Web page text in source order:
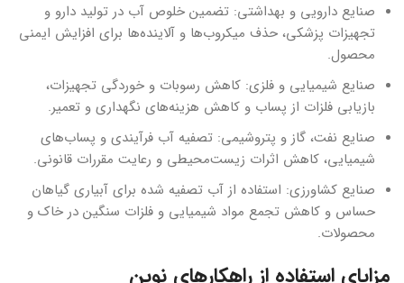
صنایع دارویی و بهداشتی: تضمین خلوص آب در تولید دارو و
تجهیزات پزشکی، حذف میکروب‌ها و آلاینده‌ها برای افزایش ایمنی
محصول.
صنایع شیمیایی و فلزی: کاهش رسوبات و خوردگی تجهیزات،
بازیابی فلزات از پساب و کاهش هزینه‌های نگهداری و تعمیر.
صنایع نفت، گاز و پتروشیمی: تصفیه آب فرآیندی و پساب‌های
شیمیایی، کاهش اثرات زیست‌محیطی و رعایت مقررات قانونی.
صنایع کشاورزی: استفاده از آب تصفیه شده برای آبیاری گیاهان
حساس و کاهش تجمع مواد شیمیایی و فلزات سنگین در خاک و
محصولات.
مزایای استفاده از راهکارهای نوین